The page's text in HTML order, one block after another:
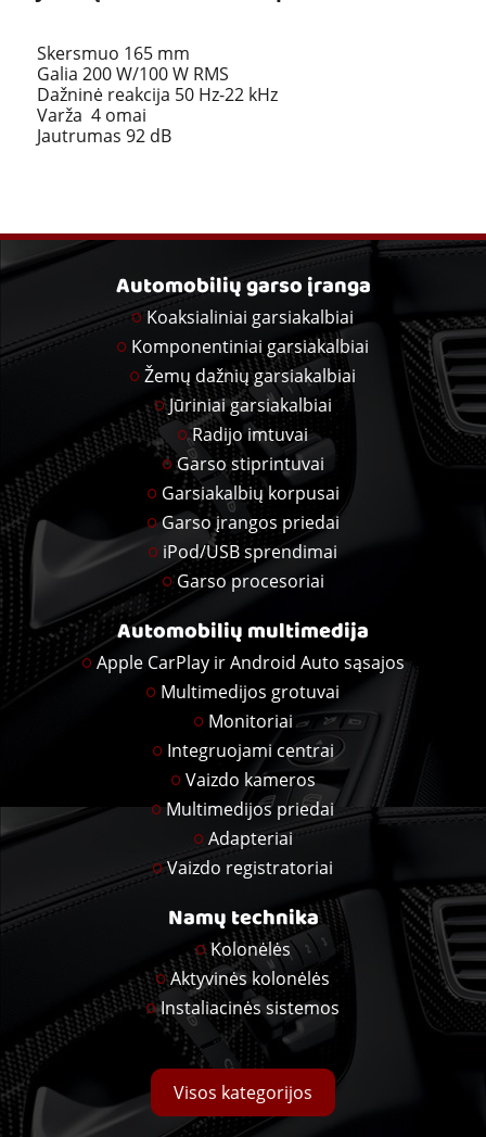
Skersmuo 165 mm
Galia 200 W/100 W RMS
Dažninė reakcija 50 Hz-22 kHz
Varža 4 omai
Jautrumas 92 dB
Automobilių garso įranga
Koaksialiniai garsiakalbiai
Komponentiniai garsiakalbiai
Žemų dažnių garsiakalbiai
Jūriniai garsiakalbiai
Radijo imtuvai
Garso stiprintuvai
Garsiakalbių korpusai
Garso įrangos priedai
iPod/USB sprendimai
Garso procesoriai
Automobilių multimedija
Apple CarPlay ir Android Auto sąsajos
Multimedijos grotuvai
Monitoriai
Integruojami centrai
Vaizdo kameros
Multimedijos priedai
Adapteriai
Vaizdo registratoriai
Namų technika
Kolonėlės
Aktyvinės kolonėlės
Instaliacinės sistemos
Visos kategorijos